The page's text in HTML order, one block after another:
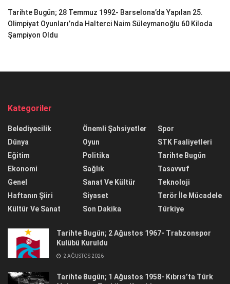
Tarihte Bugün; 28 Temmuz 1992- Barselona’da Yapılan 25.
Olimpiyat Oyunları’nda Halterci Naim Süleymanoğlu 60 Kiloda
Şampiyon Oldu
Kategoriler
Belediyecilik
Dünya
Eğitim
Ekonomi
Genel
Haftanın Şiiri
Kültür Ve Sanat
Önemli Şahsiyetler
Oyun
Politika
Sağlık
Sanat Ve Kültür
Siyaset
Son Dakika
Spor
STK Faaliyetleri
Tarihte Bugün
Tasavvuf
Teknoloji
Terör İle Mücadele
Türkiye
Tarihte Bugün; 2 Ağustos 1967- Trabzonspor
Kulübü Kuruldu
2 AĞUSTOS 2026
Tarihte Bugün; 1 Ağustos 1958- Kıbrıs’ta Türk